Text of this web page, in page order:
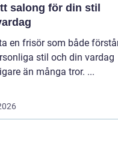
salong för din stil
en frisör som både
stil och din vardag
än många tror. ...